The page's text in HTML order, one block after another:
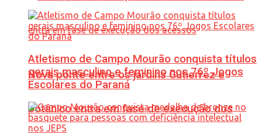
Nova ponte entre os jardins Gutierrez e
Botânico entra em fase de execução dos
Atletismo de Campo Mourão conquista títulos
gerais masculino e feminino nos 76º Jogos
Escolares do Paraná